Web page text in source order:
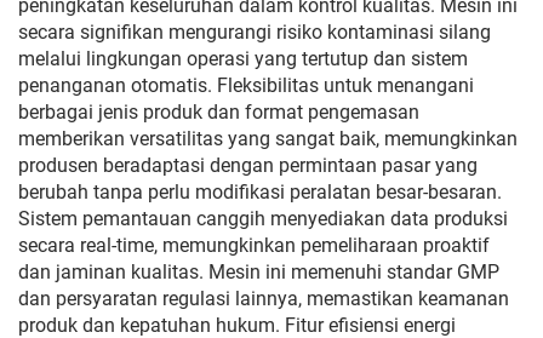
peningkatan keseluruhan dalam kontrol kualitas. Mesin ini
secara signifikan mengurangi risiko kontaminasi silang
melalui lingkungan operasi yang tertutup dan sistem
penanganan otomatis. Fleksibilitas untuk menangani
berbagai jenis produk dan format pengemasan
memberikan versatilitas yang sangat baik, memungkinkan
produsen beradaptasi dengan permintaan pasar yang
berubah tanpa perlu modifikasi peralatan besar-besaran.
Sistem pemantauan canggih menyediakan data produksi
secara real-time, memungkinkan pemeliharaan proaktif
dan jaminan kualitas. Mesin ini memenuhi standar GMP
dan persyaratan regulasi lainnya, memastikan keamanan
produk dan kepatuhan hukum. Fitur efisiensi energi